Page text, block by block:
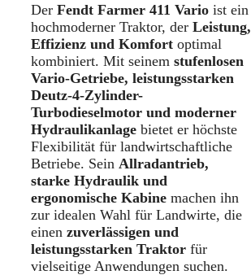
Der Fendt Farmer 411 Vario ist ein
hochmoderner Traktor, der Leistung,
Effizienz und Komfort optimal
kombiniert. Mit seinem stufenlosen
Vario-Getriebe, leistungsstarken
Deutz-4-Zylinder-
Turbodieselmotor und moderner
Hydraulikanlage bietet er höchste
Flexibilität für landwirtschaftliche
Betriebe. Sein Allradantrieb,
starke Hydraulik und
ergonomische Kabine machen ihn
zur idealen Wahl für Landwirte, die
einen zuverlässigen und
leistungsstarken Traktor für
vielseitige Anwendungen suchen.